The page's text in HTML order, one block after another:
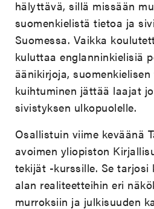
hälyttävä, sillä missään
suomenkielistä tietoa ja
Suomessa. Vaikka
kuluttaa englanninkielisiä
äänikirjoja,
kuihtuminen jättää laajat
sivistyksen ulkopuolelle.
Osallistuin viime keväänä
avoimen yliopiston
tekijät -kurssille. Se tarjosi
alan realiteetteihin eri
murroksiin ja julkisuuden